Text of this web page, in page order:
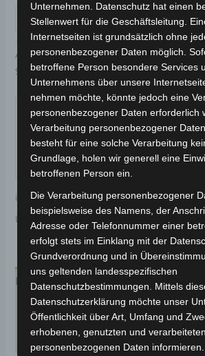
IN DEN WARENKORB
Artikelnummer:3H202-6012A-04
Schlagwort:Karosserie & Verkleidung
Garantiert sicherer
inkl. 19 % MwSt.Kostenloser Versand
Lieferzeit:
Versandfertig innerhalb 24
Beschreibung
Produktsicherheit
Rezensionen (0)
Unternehmen. Datenschutz hat einen
Stellenwert für die Geschäftsleitung.
Internetseiten ist grundsätzlich ohne
personenbezogener Daten möglich.
betroffene Person besondere Services
Unternehmens über unsere
nehmen möchte, könnte jedoch eine
personenbezogener Daten erforderlich
Verarbeitung personenbezogener
besteht für eine solche Verarbeitung
Grundlage, holen wir generell eine
betroffenen Person ein.
Die Verarbeitung personenbezogener
beispielsweise des Namens, der
Adresse oder Telefonnummer einer
erfolgt stets im Einklang mit der
Grundverordnung und in
uns geltenden landesspezifischen
Datenschutzbestimmungen. Mittels
Datenschutzerklärung möchte unser
Öffentlichkeit über Art, Umfang und
erhobenen, genutzten und verarbeiteten
personenbezogenen Daten